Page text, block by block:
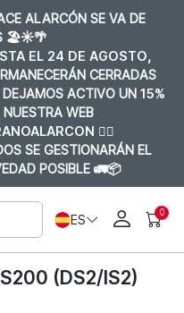
ALARCÓN SE VA DE
🏖️☀️🌴
EL 24 DE AGOSTO,
CERRADAS
DEJAMOS ACTIVO UN 15%
NUESTRA WEB
👈🏼
SE GESTIONARÁN EL
POSIBLE 🚛📦
ES 0
(DS2/IS2)